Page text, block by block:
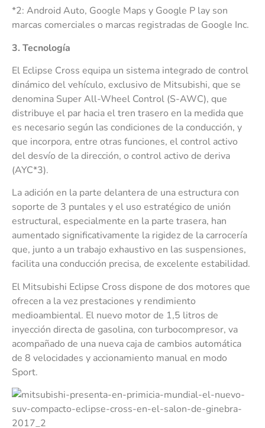
*2: Android Auto, Google Maps y Google P lay son
marcas comerciales o marcas registradas de Google Inc.
3. Tecnología
El Eclipse Cross equipa un sistema integrado de control
dinámico del vehículo, exclusivo de Mitsubishi, que se
denomina Super All-Wheel Control (S-AWC), que
distribuye el par hacia el tren trasero en la medida que
es necesario según las condiciones de la conducción, y
que incorpora, entre otras funciones, el control activo
del desvío de la dirección, o control activo de deriva
(AYC*3).
La adición en la parte delantera de una estructura con
soporte de 3 puntales y el uso estratégico de unión
estructural, especialmente en la parte trasera, han
aumentado significativamente la rigidez de la carrocería
que, junto a un trabajo exhaustivo en las suspensiones,
facilita una conducción precisa, de excelente estabilidad.
El Mitsubishi Eclipse Cross dispone de dos motores que
ofrecen a la vez prestaciones y rendimiento
medioambiental. El nuevo motor de 1,5 litros de
inyección directa de gasolina, con turbocompresor, va
acompañado de una nueva caja de cambios automática
de 8 velocidades y accionamiento manual en modo
Sport.